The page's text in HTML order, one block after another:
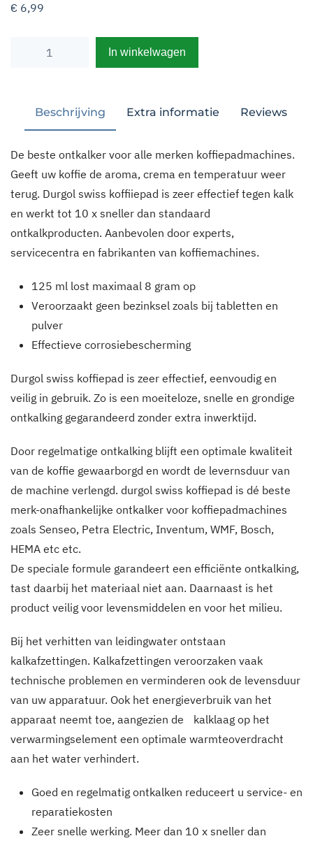
€ 6,99
500ml
Beschrijving Extra informatie
De beste ontkalker voor alle merken koffiepadmachines.
Geeft uw koffie de aroma, crema en temperatuur weer
terug. Durgol swiss koffiiepad is zeer effectief tegen kalk
en werkt tot 10 x sneller dan standaard
ontkalkproducten. Aanbevolen door experts,
servicecentra en fabrikanten van koffiemachines.
125 ml lost maximaal 8 gram op
Veroorzaakt geen bezinksel zoals bij tabletten en
pulver
Effectieve corrosiebescherming
Durgol swiss koffiepad is zeer effectief, eenvoudig en
veilig in gebruik. Zo is een moeiteloze, snelle en grondige
ontkalking gegarandeerd zonder extra inwerktijd.
Door regelmatige ontkalking blijft een optimale kwaliteit
van de koffie gewaarborgd en wordt de levernsduur van
de machine verlengd. durgol swiss koffiepad is dé beste
merk-onafhankelijke ontkalker voor koffiepadmachines
zoals Senseo, Petra Electric, Inventum, WMF, Bosch,
HEMA etc etc.
De speciale formule garandeert een efficiënte ontkalking,
tast daarbij het materiaal niet aan. Daarnaast is het
product veilig voor levensmiddelen en voor het milieu.
Bij het verhitten van leidingwater ontstaan
kalkafzettingen. Kalkafzettingen veroorzaken vaak
technische problemen en verminderen ook de levensduur
van uw apparatuur. Ook het energieverbruik van het
apparaat neemt toe, aangezien de kalklaag op het
verwarmingselement een optimale warmteoverdracht
aan het water verhindert.
Goed en regelmatig ontkalken reduceert u service- en
reparatiekosten
Zeer snelle werking. Meer dan 10 x sneller dan